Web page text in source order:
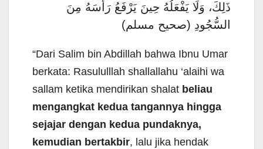
ذَلِكَ، وَلَا يَفْعَلُهُ حِينَ يَرْفَعُ رَأْسَهُ مِنَ
السُّجُودِ (صحيح مسلم)
“Dari Salim bin Abdillah bahwa Ibnu Umar
berkata: Rasululllah shallallahu ‘alaihi wa
sallam ketika mendirikan shalat beliau
mengangkat kedua tangannya hingga
sejajar dengan kedua pundaknya,
kemudian bertakbir, lalu jika hendak